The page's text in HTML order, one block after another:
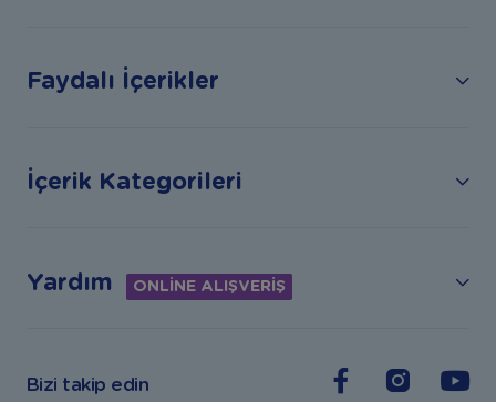
Faydalı İçerikler
İçerik Kategorileri
Yardım ONLİNE ALIŞVERİŞ
Bizi takip edin